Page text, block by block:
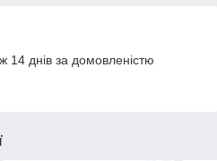
14 днів за домовленістю